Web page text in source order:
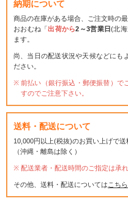
納期について
商品の在庫がある場合、ご注文時の
おおむね「出荷から2～3営業日(北
ます。
尚、当日の配送状況や天候などにも
ださい。
前払い（銀行振込・郵便振替）で
すのでご注意下さい。
送料・配送について
10,000円以上(税抜)のお買い上げで送
（沖縄・離島は除く）
配送業者・配送時間のご指定は承
その他、送料・配送については こちら